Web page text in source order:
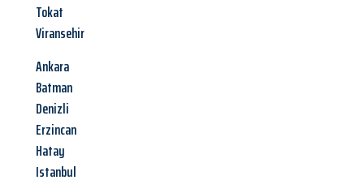
Tokat
Viransehir
Ankara
Batman
Denizli
Erzincan
Hatay
Istanbul